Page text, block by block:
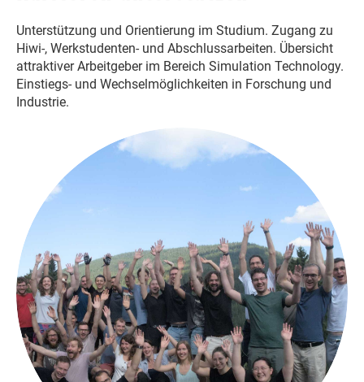
Unterstützung und Orientierung im Studium. Zugang zu
Hiwi-, Werkstudenten- und Abschlussarbeiten. Übersicht
attraktiver Arbeitgeber im Bereich Simulation Technology.
Einstiegs- und Wechselmöglichkeiten in Forschung und
Industrie.